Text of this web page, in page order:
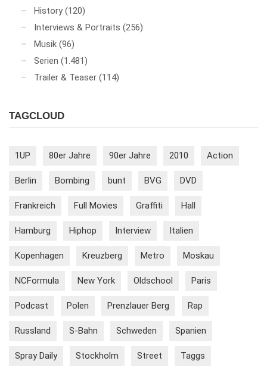
History (120)
Interviews & Portraits (256)
Musik (96)
Serien (1.481)
Trailer & Teaser (114)
TAGCLOUD
1UP 80er Jahre 90er Jahre 2010 Action
Berlin Bombing bunt BVG DVD
Frankreich Full Movies Graffiti Hall
Hamburg Hiphop Interview Italien
Kopenhagen Kreuzberg Metro Moskau
NCFormula New York Oldschool Paris
Podcast Polen Prenzlauer Berg Rap
Russland S-Bahn Schweden Spanien
Spray Daily Stockholm Street Taggs